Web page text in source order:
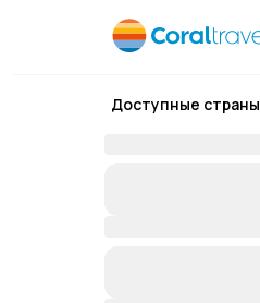
Доступные страны